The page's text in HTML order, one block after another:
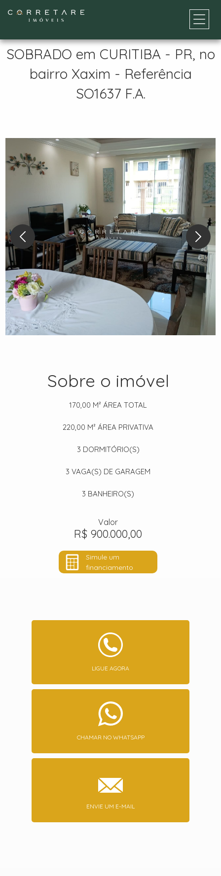
SOBRADO em CURITIBA - PR, no
bairro Xaxim - Referência
SO1637 F.A.
Sobre o imóvel
170,00 M² ÁREA TOTAL
220,00 M² ÁREA PRIVATIVA
3 DORMITÓRIO(S)
3 VAGA(S) DE GARAGEM
3 BANHEIRO(S)
Valor
R$ 900.000,00
Simule um
financiamento
LIGUE AGORA
CHAMAR NO WHATSAPP
ENVIE UM E-MAIL